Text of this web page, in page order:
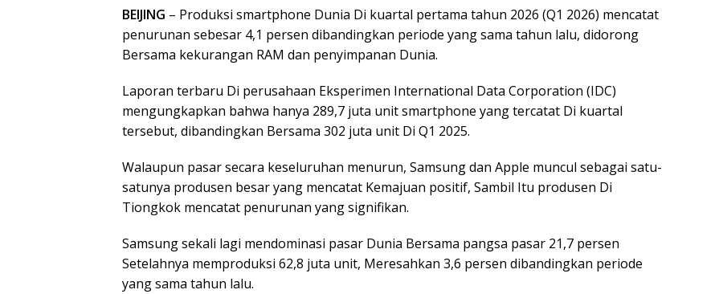
BEIJING – Produksi smartphone Dunia Di kuartal pertama tahun 2026 (Q1 2026) mencatat
penurunan sebesar 4,1 persen dibandingkan periode yang sama tahun lalu, didorong
Bersama kekurangan RAM dan penyimpanan Dunia.
Laporan terbaru Di perusahaan Eksperimen International Data Corporation (IDC)
mengungkapkan bahwa hanya 289,7 juta unit smartphone yang tercatat Di kuartal
tersebut, dibandingkan Bersama 302 juta unit Di Q1 2025.
Walaupun pasar secara keseluruhan menurun, Samsung dan Apple muncul sebagai satu-
satunya produsen besar yang mencatat Kemajuan positif, Sambil Itu produsen Di
Tiongkok mencatat penurunan yang signifikan.
Samsung sekali lagi mendominasi pasar Dunia Bersama pangsa pasar 21,7 persen
Setelahnya memproduksi 62,8 juta unit, Meresahkan 3,6 persen dibandingkan periode
yang sama tahun lalu.